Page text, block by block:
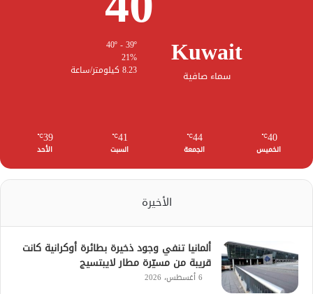
Kuwait
سماء صافية
21%
8.23 كيلومتر/ساعة
40
℃
الخميس
44
℃
الجمعة
41
℃
السبت
39
℃
الأحد
الأخيرة
ألمانيا تنفي وجود ذخيرة بطائرة أوكرانية كانت
قريبة من مسيّرة مطار لايبتسيج
6 أغسطس، 2026